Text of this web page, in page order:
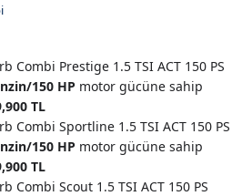
Combi Prestige 1.5 TSI ACT 150 PS
150 HP motor gücüne sahip
TL
Combi Sportline 1.5 TSI ACT 150 PS
150 HP motor gücüne sahip
TL
Combi Scout 1.5 TSI ACT 150 PS